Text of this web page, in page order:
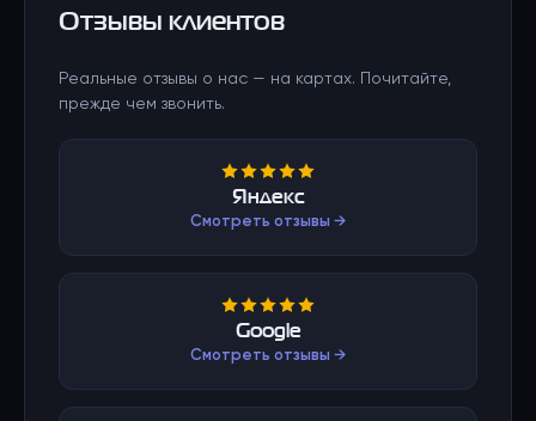
Отзывы клиентов
Реальные отзывы о нас — на картах. Почитайте,
прежде чем звонить.
Яндекс
Смотреть отзывы →
Google
Смотреть отзывы →